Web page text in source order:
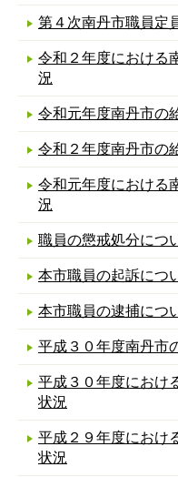
第４次南丹市職員定
令和２年度における
況
令和元年度南丹市の
令和２年度南丹市の
令和元年度における
況
職員の懲戒処分につ
本市職員の起訴につ
本市職員の逮捕につ
平成３０年度南丹市
平成３０年度におけ
状況
平成２９年度におけ
状況